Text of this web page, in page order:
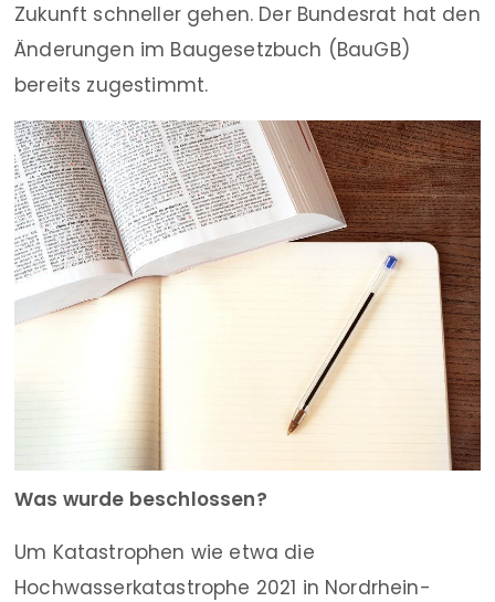
Zukunft schneller gehen. Der Bundesrat hat den
Änderungen im Baugesetzbuch (BauGB)
bereits zugestimmt.
Was wurde beschlossen?
Um Katastrophen wie etwa die
Hochwasserkatastrophe 2021 in Nordrhein-